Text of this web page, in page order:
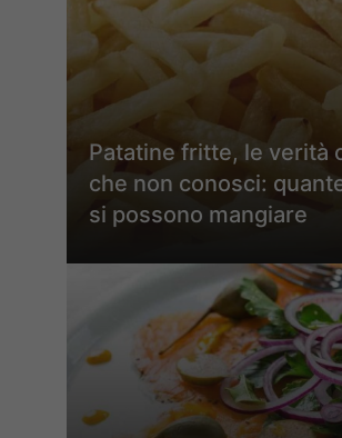
Patatine fritte, le verità
che non conosci:
si possono mangiare